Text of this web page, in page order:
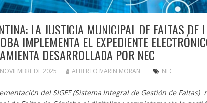
LA JUSTICIA MUNICIPAL DE FALTAS DE
IMPLEMENTA EL EXPEDIENTE
DESARROLLADA POR NEC
DE 2025 ALBERTO MARIN MORAN NEC
del SIGEF (Sistema Integral de Gestión de Faltas)